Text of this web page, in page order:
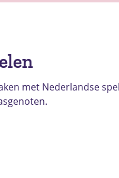
met Nederlandse